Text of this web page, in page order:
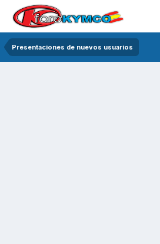
Presentaciones de nuevos usuarios